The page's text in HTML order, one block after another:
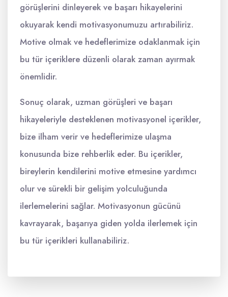
görüşlerini dinleyerek ve başarı hikayelerini
okuyarak kendi motivasyonumuzu artırabiliriz.
Motive olmak ve hedeflerimize odaklanmak için
bu tür içeriklere düzenli olarak zaman ayırmak
önemlidir.
Sonuç olarak, uzman görüşleri ve başarı
hikayeleriyle desteklenen motivasyonel içerikler,
bize ilham verir ve hedeflerimize ulaşma
konusunda bize rehberlik eder. Bu içerikler,
bireylerin kendilerini motive etmesine yardımcı
olur ve sürekli bir gelişim yolculuğunda
ilerlemelerini sağlar. Motivasyonun gücünü
kavrayarak, başarıya giden yolda ilerlemek için
bu tür içerikleri kullanabiliriz.